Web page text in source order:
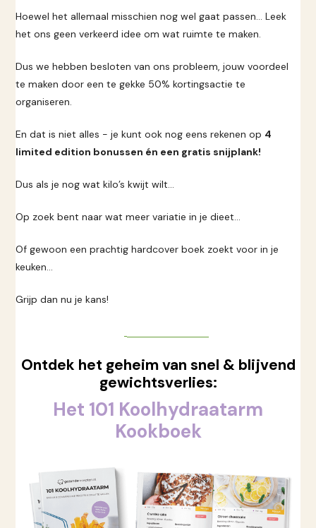
Hoewel het allemaal misschien nog wel gaat passen… Leek
het ons geen verkeerd idee om wat ruimte te maken.
Dus we hebben besloten van ons probleem, jouw voordeel
te maken door een te gekke 50% kortingsactie te
organiseren.
En dat is niet alles - je kunt ook nog eens rekenen op 4
limited edition bonussen én een gratis snijplank!
Dus als je nog wat kilo’s kwijt wilt…
Op zoek bent naar wat meer variatie in je dieet…
Of gewoon een prachtig hardcover boek zoekt voor in je
keuken…
Grijp dan nu je kans!
Ontdek het geheim van snel & blijvend
gewichtsverlies:
Het 101 Koolhydraatarm
Kookboek